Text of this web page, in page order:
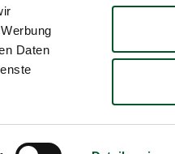
Daten